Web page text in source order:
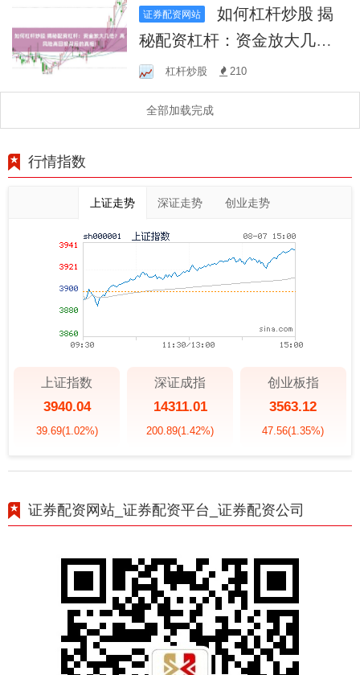
证券配资网站
如何杠杆炒股 揭
秘配资杠杆：资金放大几
倍？高风险高回报背后的真
相！
杠杆炒股 210
全部加载完成
行情指数
上证走势 深证走势 创业走势
上证指数
3940.04
39.69(1.02%)
深证成指
14311.01
200.89(1.42%)
创业板指
3563.12
47.56(1.35%)
证券配资网站_证券配资平台_证券配资公司